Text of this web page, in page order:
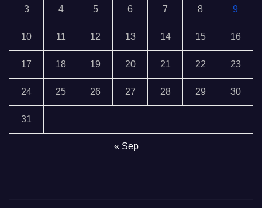
3 4 5 6 7 8 9
10 11 12 13 14 15 16
17 18 19 20 21 22 23
24 25 26 27 28 29 30
31
« Sep